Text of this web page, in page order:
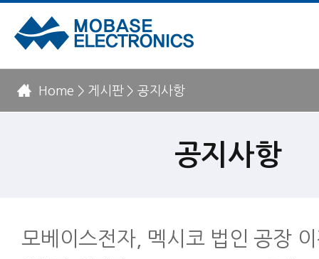
Home > 게시판 > 공지사항
공지사항
모베이스전자, 멕시코 법인 공장